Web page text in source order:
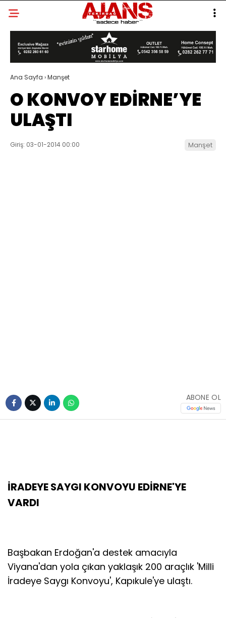
Ana Sayfa ›Manşet
O KONVOY EDİRNE’YE
ULAŞTI
Giriş: 03-01-2014 00:00 Manşet
ABONE OL
İRADEYE SAYGI KONVOYU EDİRNE'YE
VARDI
Başbakan Erdoğan'a destek amacıyla
Viyana'dan yola çıkan yaklaşık 200 araçlık 'Milli
İradeye Saygı Konvoyu', Kapıkule'ye ulaştı.